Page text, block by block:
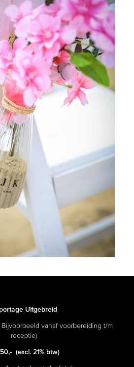
Uitgebreid
vanaf voorbereiding t/m
receptie)
(excl. 21% btw)